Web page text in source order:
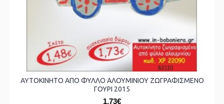
ΑΥΤΟΚΙΝΗΤΟ ΑΠΟ ΦΥΛΛΟ ΑΛΟΥΜΙΝΙΟΥ ΖΩΓΡΑΦΙΣΜΕΝΟ
ΓΟΥΡΙ 2015
1,73€